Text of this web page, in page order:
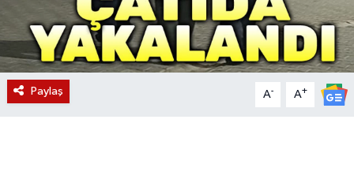
Paylaş A- A+